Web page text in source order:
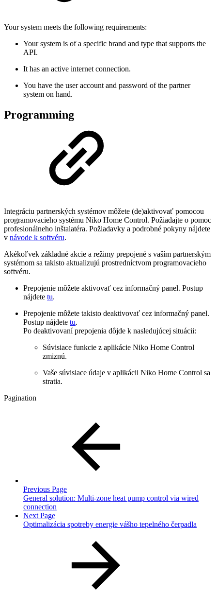
Your system meets the following requirements:
Your system is of a specific brand and type that supports the
API.
It has an active internet connection.
You have the user account and password of the partner
system on hand.
Programming
Integráciu partnerských systémov môžete (de)aktivovať pomocou
programovacieho systému Niko Home Control. Požiadajte o pomoc
profesionálneho inštalatéra. Požiadavky a podrobné pokyny nájdete
v návode k softvéru.
Akékoľvek základné akcie a režimy prepojené s vaším partnerským
systémom sa takisto aktualizujú prostredníctvom programovacieho
softvéru.
Prepojenie môžete aktivovať cez informačný panel. Postup
nájdete tu.
Prepojenie môžete takisto deaktivovať cez informačný panel.
Postup nájdete tu.
Po deaktivovaní prepojenia dôjde k nasledujúcej situácii:
Súvisiace funkcie z aplikácie Niko Home Control
zmiznú.
Vaše súvisiace údaje v aplikácii Niko Home Control sa
stratia.
Pagination
Previous Page
General solution: Multi-zone heat pump control via wired
connection
Next Page
Optimalizácia spotreby energie vášho tepelného čerpadla